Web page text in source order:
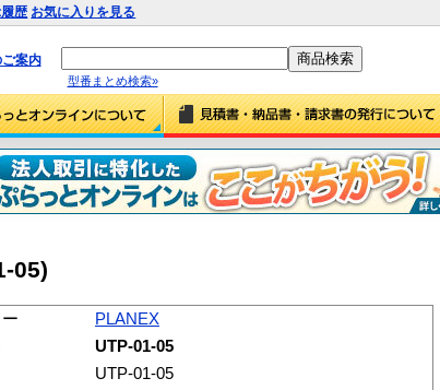
歴 お気に入りを見る
案内
型番まとめ検索»
05)
PLANEX
UTP-01-05
UTP-01-05